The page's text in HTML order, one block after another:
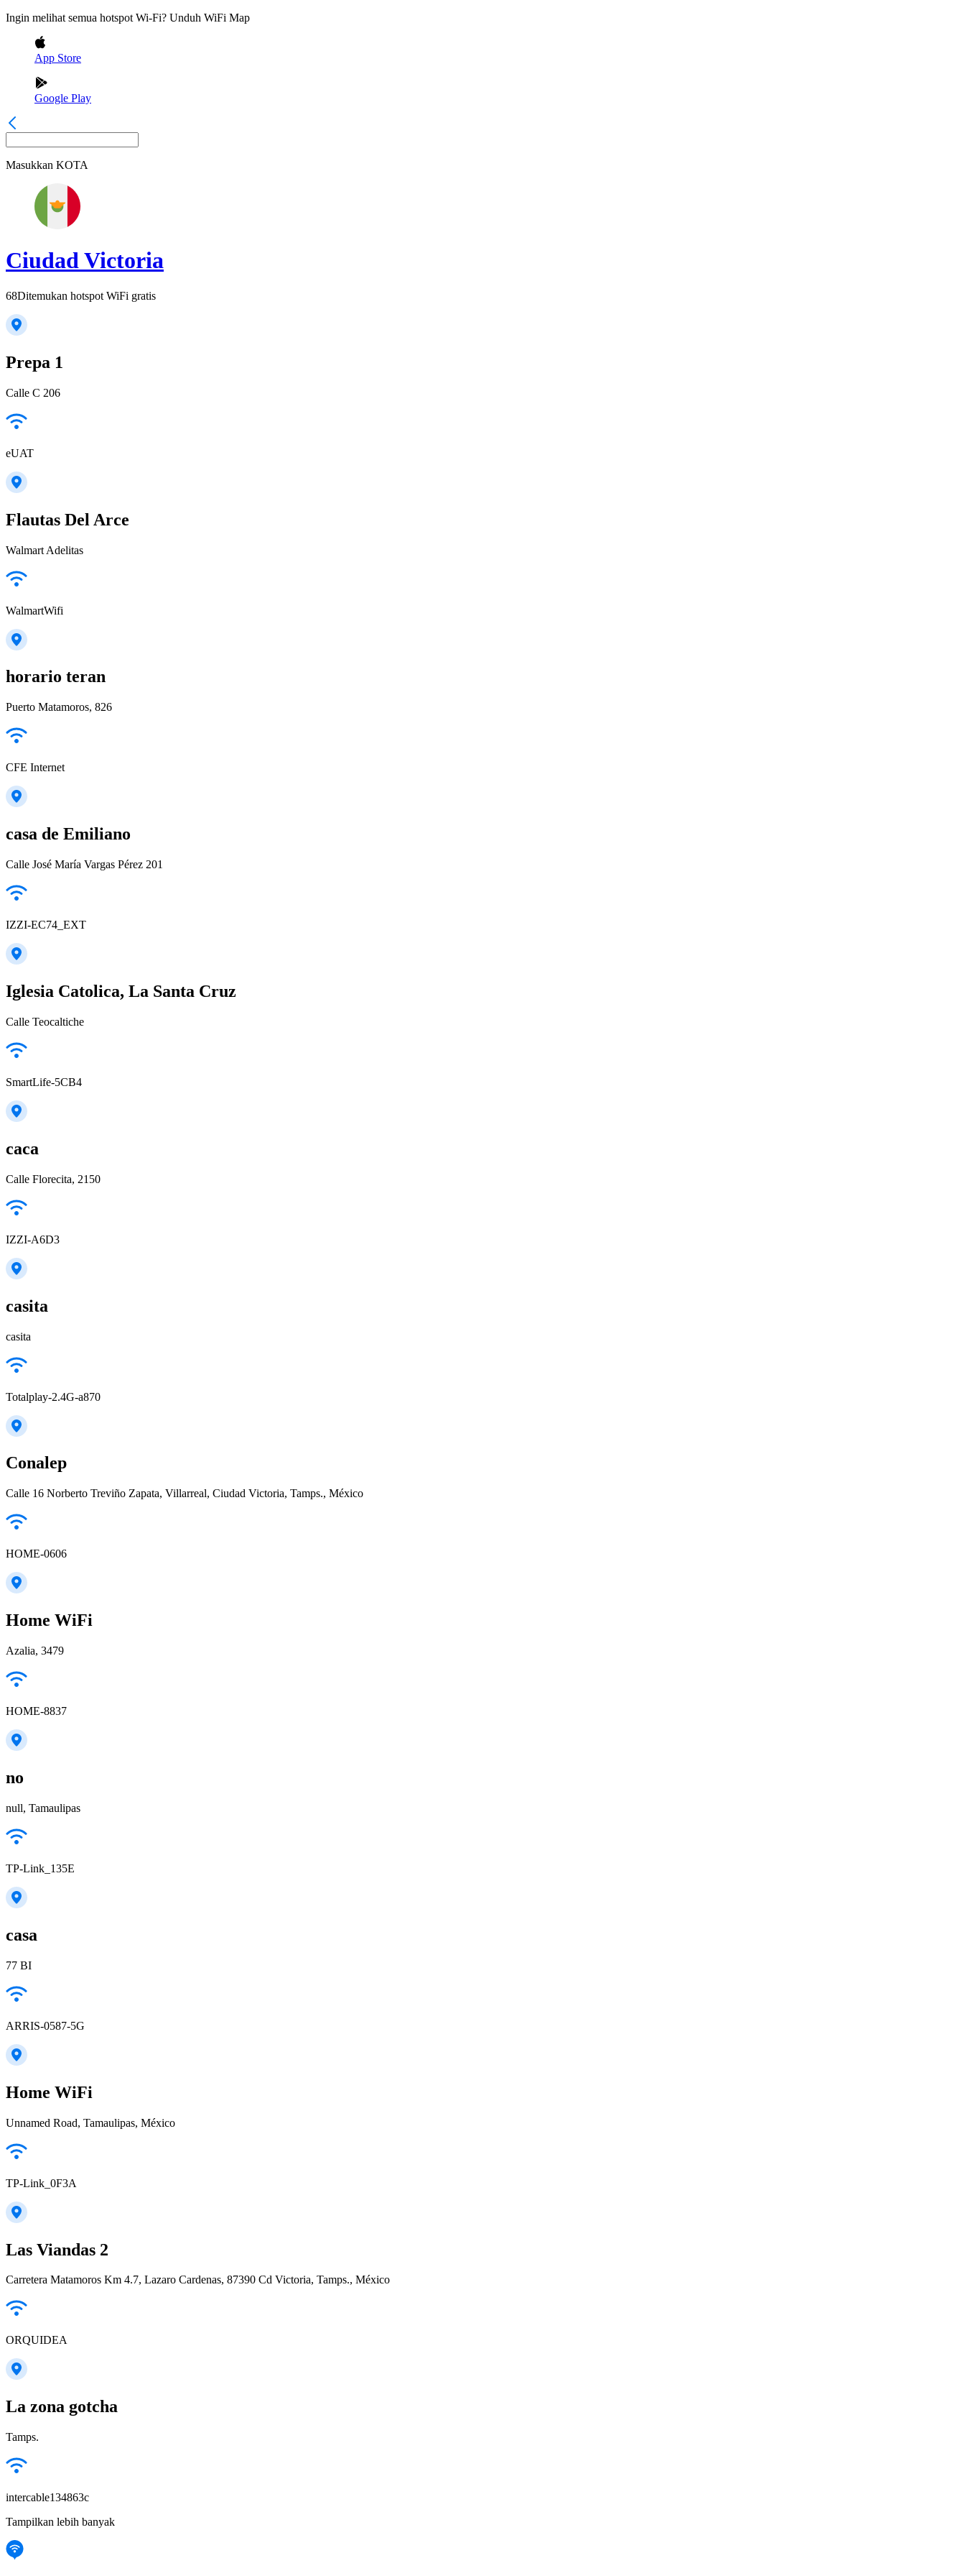
Ingin melihat semua hotspot Wi-Fi? Unduh WiFi Map
App Store
Google Play
Masukkan KOTA
Ciudad Victoria
68Ditemukan hotspot WiFi gratis
Prepa 1
Calle C 206
eUAT
Flautas Del Arce
Walmart Adelitas
WalmartWifi
horario teran
Puerto Matamoros, 826
CFE Internet
casa de Emiliano
Calle José María Vargas Pérez 201
IZZI-EC74_EXT
Iglesia Catolica, La Santa Cruz
Calle Teocaltiche
SmartLife-5CB4
caca
Calle Florecita, 2150
IZZI-A6D3
casita
casita
Totalplay-2.4G-a870
Conalep
Calle 16 Norberto Treviño Zapata, Villarreal, Ciudad Victoria, Tamps., México
HOME-0606
Home WiFi
Azalia, 3479
HOME-8837
no
null, Tamaulipas
TP-Link_135E
casa
77 BI
ARRIS-0587-5G
Home WiFi
Unnamed Road, Tamaulipas, México
TP-Link_0F3A
Las Viandas 2
Carretera Matamoros Km 4.7, Lazaro Cardenas, 87390 Cd Victoria, Tamps., México
ORQUIDEA
La zona gotcha
Tamps.
intercable134863c
Tampilkan lebih banyak